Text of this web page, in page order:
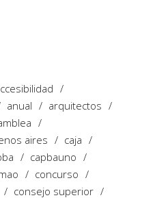
anual
arquitectos
aires
caja
capbauno
concurso
consejo superior